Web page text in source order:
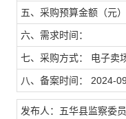
五、采购预算金额（元
六、需求时间：
七、采购方式： 电子卖
八、备案时间： 2024-
发布人：五华县监察委